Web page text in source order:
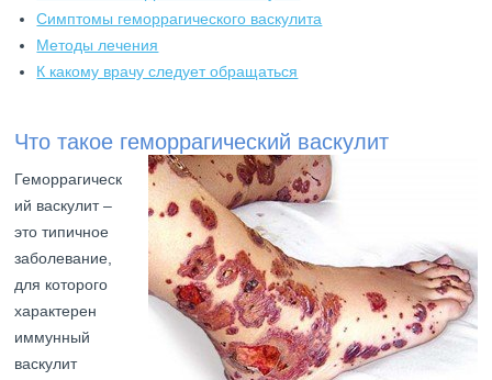
Симптомы геморрагического васкулита
Методы лечения
К какому врачу следует обращаться
Что такое геморрагический васкулит
Геморрагическ
ий васкулит –
это типичное
заболевание,
для которого
характерен
иммунный
васкулит